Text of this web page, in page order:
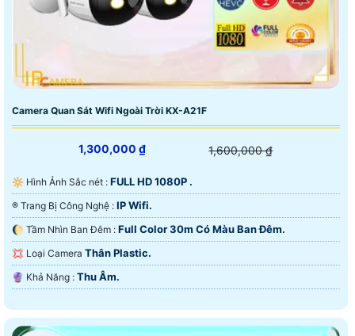
Camera Quan Sát Wifi Ngoài Trời KX-A21F
1,300,000 ₫ 1,600,000 ₫
🔆 Hình Ảnh Sắc nét : FULL HD 1080P .
®️ Trang Bị Công Nghệ : IP Wifi.
🌔 Tầm Nhìn Ban Đêm : Full Color 30m Có Màu Ban Ðêm.
💢 Loại Camera Thân Plastic.
️🔮 Khả Năng : Thu Âm.